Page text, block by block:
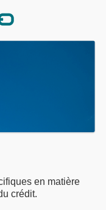
en matière
crédit.